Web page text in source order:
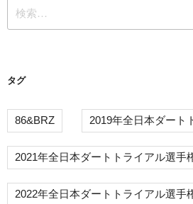
シ
ョ
索:
タグ
86&BRZ 2019年全日本ダート
2021年全日本ダートトライアル選手
2022年全日本ダートトライアル選手